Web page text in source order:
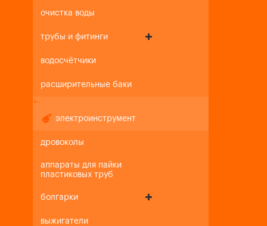
очистка воды
трубы и фитинги
водосчётчики
расширительные баки
+-
электроинструмент
дровоколы
аппараты для пайки
пластиковых труб
болгарки
выжигатели